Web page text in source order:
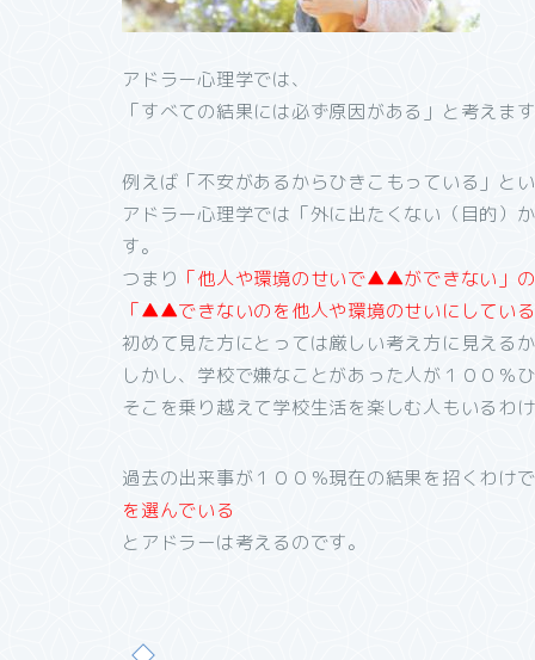
アドラー心理学では、
「すべての結果には必ず原因がある」と考えま
例えば「不安があるからひきこもっている」と
アドラー心理学では「外に出たくない（目的）
す。
つまり 「他人や環境のせいで▲▲ができない」
「▲▲できないのを他人や環境のせいにしてい
初めて見た方にとっては厳しい考え方に見える
しかし、学校で嫌なことがあった人が１００％
そこを乗り越えて学校生活を楽しむ人もいるわ
過去の出来事が１００％現在の結果を招くわけ
を選んでいる
とアドラーは考えるのです。